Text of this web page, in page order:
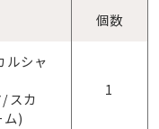
個数
シャ
スカ
)
1